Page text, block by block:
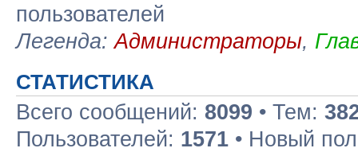
пользователей
Легенда:Администраторы,
СТАТИСТИКА
Всего сообщений: 8099 • Тем:
Пользователей: 1571 • Новый